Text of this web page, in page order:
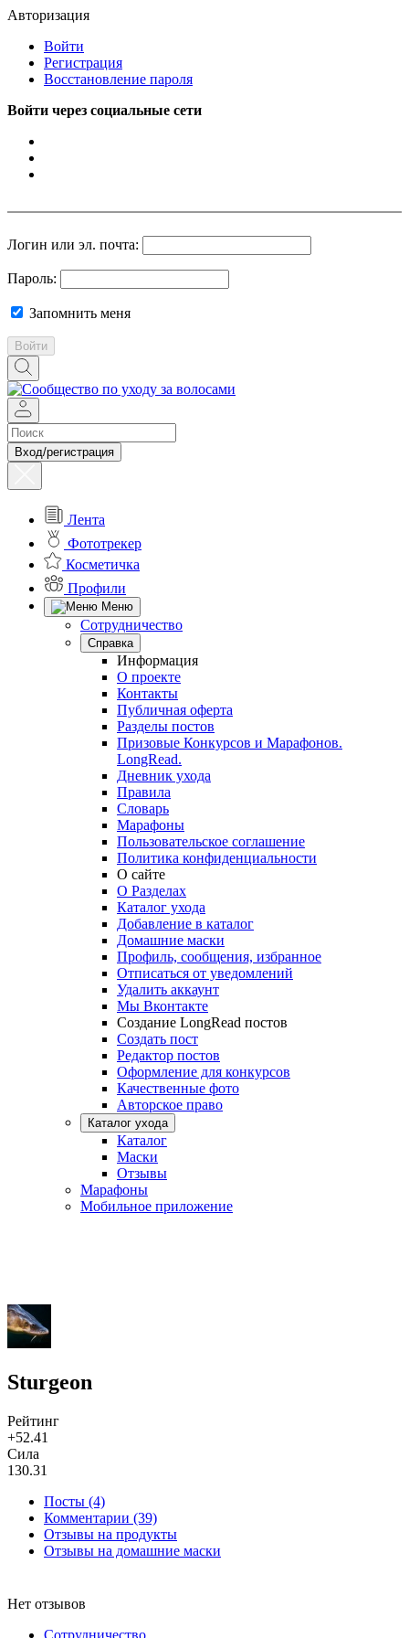
Авторизация
Войти
Регистрация
Восстановление пароля
Войти через социальные сети
Логин или эл. почта:
Пароль:
Запомнить меня
Войти
Вход/регистрация
Лента
Фототрекер
Косметичка
Профили
Меню
Сотрудничество
Справка
Информация
О проекте
Контакты
Публичная оферта
Разделы постов
Призовые Конкурсов и Марафонов.
LongRead.
Дневник ухода
Правила
Словарь
Марафоны
Пользовательское соглашение
Политика конфиденциальности
О сайте
О Разделах
Каталог ухода
Добавление в каталог
Домашние маски
Профиль, сообщения, избранное
Отписаться от уведомлений
Удалить аккаунт
Мы Вконтакте
Создание LongRead постов
Создать пост
Редактор постов
Оформление для конкурсов
Качественные фото
Авторское право
Каталог ухода
Каталог
Маски
Отзывы
Марафоны
Мобильное приложение
Sturgeon
Рейтинг
+52.41
Сила
130.31
Посты (4)
Комментарии (39)
Отзывы на продукты
Отзывы на домашние маски
Нет отзывов
Сотрудничество